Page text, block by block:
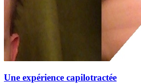
Une expérience capilotractée